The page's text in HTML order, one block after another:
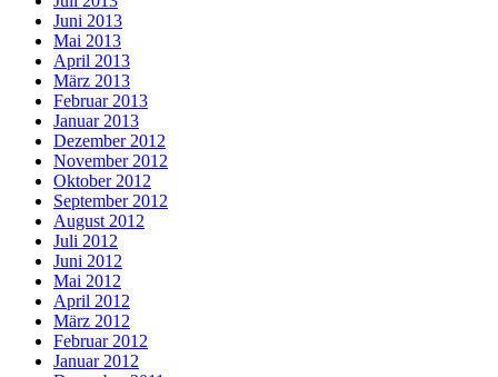
Juni 2013
Mai 2013
April 2013
März 2013
Februar 2013
Januar 2013
Dezember 2012
November 2012
Oktober 2012
September 2012
August 2012
Juli 2012
Juni 2012
Mai 2012
April 2012
März 2012
Februar 2012
Januar 2012